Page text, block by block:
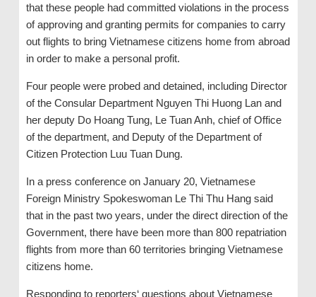
that these people had committed violations in the process
of approving and granting permits for companies to carry
out flights to bring Vietnamese citizens home from abroad
in order to make a personal profit.
Four people were probed and detained, including Director
of the Consular Department Nguyen Thi Huong Lan and
her deputy Do Hoang Tung, Le Tuan Anh, chief of Office
of the department, and Deputy of the Department of
Citizen Protection Luu Tuan Dung.
In a press conference on January 20, Vietnamese
Foreign Ministry Spokeswoman Le Thi Thu Hang said
that in the past two years, under the direct direction of the
Government, there have been more than 800 repatriation
flights from more than 60 territories bringing Vietnamese
citizens home.
Responding to reporters‘ questions about Vietnamese